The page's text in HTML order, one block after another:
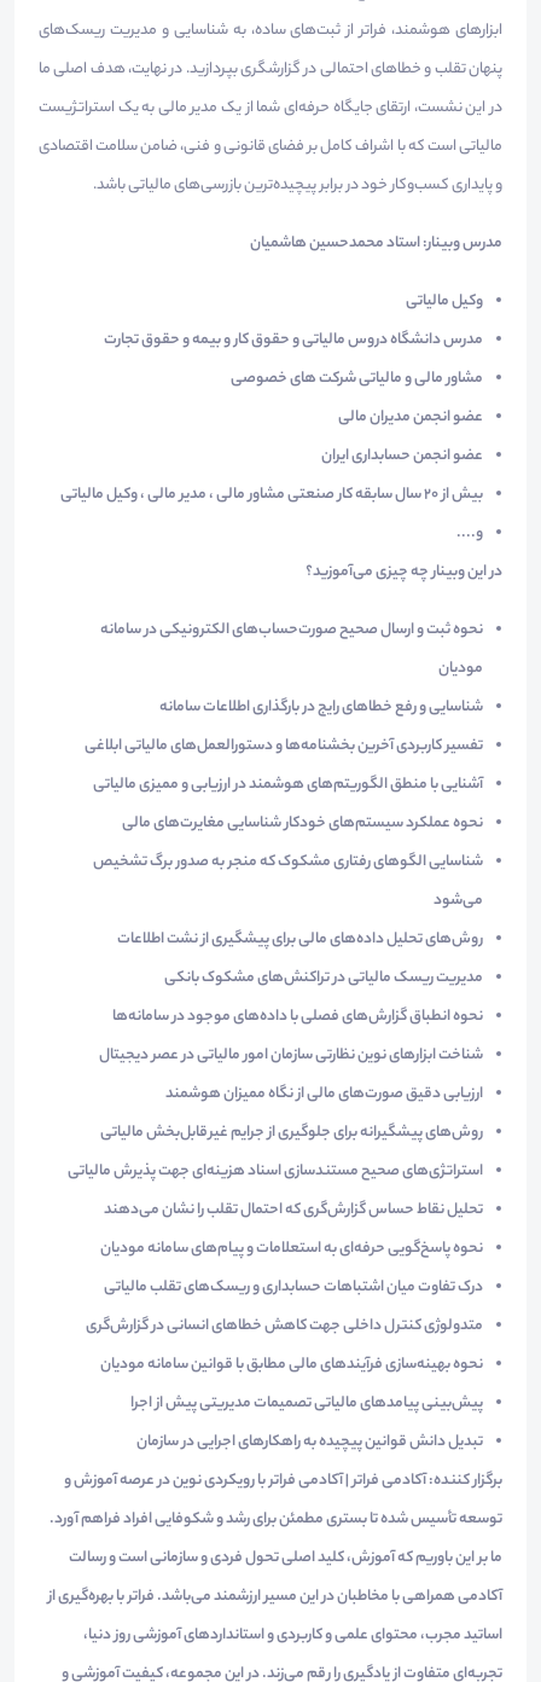
ابزارهای هوشمند، فراتر از ثبت‌های ساده، به شناسایی و مدیریت ریسک‌های
پنهان تقلب و خطاهای احتمالی در گزارشگری بپردازید. در نهایت، هدف اصلی ما
در این نشست، ارتقای جایگاه حرفه‌ای شما از یک مدیر مالی به یک استراتژیست
مالیاتی است که با اشراف کامل بر فضای قانونی و فنی، ضامن سلامت اقتصادی
و پایداری کسب‌وکار خود در برابر پیچیده‌ترین بازرسی‌های مالیاتی باشد.
مدرس وبینار: استاد محمدحسین هاشمیان
وکیل مالیاتی
مدرس دانشگاه دروس مالیاتی و حقوق کار و بیمه و حقوق تجارت
مشاور مالی و مالیاتی شرکت های خصوصی
عضو انجمن مدیران مالی
عضو انجمن حسابداری ایران
بیش از 20 سال سابقه کار صنعتی مشاور مالی ، مدیر مالی ، وکیل مالیاتی
و....
در این وبینار چه چیزی می‌آموزید؟
نحوه ثبت و ارسال صحیح صورت‌حساب‌های الکترونیکی در سامانه
مودیان
شناسایی و رفع خطاهای رایج در بارگذاری اطلاعات سامانه
تفسیر کاربردی آخرین بخشنامه‌ها و دستورالعمل‌های مالیاتی ابلاغی
آشنایی با منطق الگوریتم‌های هوشمند در ارزیابی و ممیزی مالیاتی
نحوه عملکرد سیستم‌های خودکار شناسایی مغایرت‌های مالی
شناسایی الگوهای رفتاری مشکوک که منجر به صدور برگ تشخیص
می‌شود
روش‌های تحلیل داده‌های مالی برای پیشگیری از نشت اطلاعات
مدیریت ریسک مالیاتی در تراکنش‌های مشکوک بانکی
نحوه انطباق گزارش‌های فصلی با داده‌های موجود در سامانه‌ها
شناخت ابزارهای نوین نظارتی سازمان امور مالیاتی در عصر دیجیتال
ارزیابی دقیق صورت‌های مالی از نگاه ممیزان هوشمند
روش‌های پیشگیرانه برای جلوگیری از جرایم غیرقابل‌بخش مالیاتی
استراتژی‌های صحیح مستندسازی اسناد هزینه‌ای جهت پذیرش مالیاتی
تحلیل نقاط حساس گزارش‌گری که احتمال تقلب را نشان می‌دهند
نحوه پاسخ‌گویی حرفه‌ای به استعلامات و پیام‌های سامانه مودیان
درک تفاوت میان اشتباهات حسابداری و ریسک‌های تقلب مالیاتی
متدولوژی کنترل داخلی جهت کاهش خطاهای انسانی در گزارش‌گری
نحوه بهینه‌سازی فرآیندهای مالی مطابق با قوانین سامانه مودیان
پیش‌بینی پیامدهای مالیاتی تصمیمات مدیریتی پیش از اجرا
تبدیل دانش قوانین پیچیده به راهکارهای اجرایی در سازمان
برگزار کننده: آکادمی فراتر | آکادمی فراتر با رویکردی نوین در عرصه آموزش و
توسعه تأسیس شده تا بستری مطمئن برای رشد و شکوفایی افراد فراهم آورد.
ما بر این باوریم که آموزش، کلید اصلی تحول فردی و سازمانی است و رسالت
آکادمی همراهی با مخاطبان در این مسیر ارزشمند می‌باشد. فراتر با بهره‌گیری از
اساتید مجرب، محتوای علمی و کاربردی و استانداردهای آموزشی روز دنیا،
تجربه‌ای متفاوت از یادگیری را رقم می‌زند. در این مجموعه، کیفیت آموزشی و